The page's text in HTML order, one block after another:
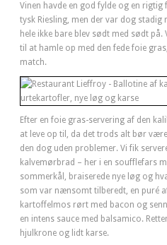
Vinen havde en god fylde og en
tysk Riesling, men der var dog
hele ikke bare blev sødt med sødt
til at hamle op med den fede foie
match.
Efter en foie gras-servering af den
at leve op til, da det trods alt bør
den dog uden problemer. Vi fik
kalvemørbrad – her i en soufflefars
sommerkål, braiserede nye løg og
som var nænsomt tilberedt, en puré
kartoffelmos rørt med bacon og
en intens sauce med balsamico.
hjulkrone og lidt karse.